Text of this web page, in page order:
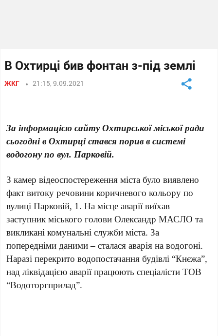
В Охтирці бив фонтан з-під землі
ЖКГ 21:15, 9.09.2021
За інформацією сайту Охтирської міської ради
сьогодні в Охтирці стався порив в системі
водогону по вул. Парковій.
З камер відеоспостереження міста було виявлено
факт витоку речовини коричневого кольору по
вулиці Парковій, 1. На місце аварії виїхав
заступник міського голови Олександр МАСЛО та
викликані комунальні служби міста. За
попередніми даними – сталася аварія на водогоні.
Наразі перекрито водопостачання будівлі “Кнєжа”,
над ліквідацією аварії працюють спеціалісти ТОВ
“Водоторгприлад”.